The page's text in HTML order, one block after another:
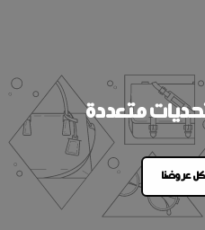
متعددة
عروضنا